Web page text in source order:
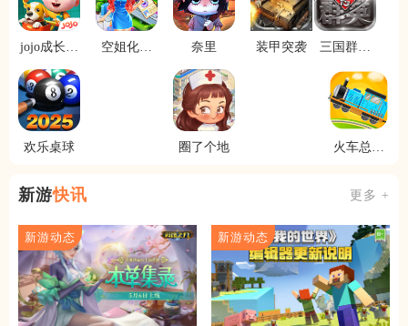
jojo成长日
空姐化妆
奈里 装甲突袭
三国群英
欢乐桌球 圈了个地
火车总动
新游快讯 更多 +
新游动态 新游动态